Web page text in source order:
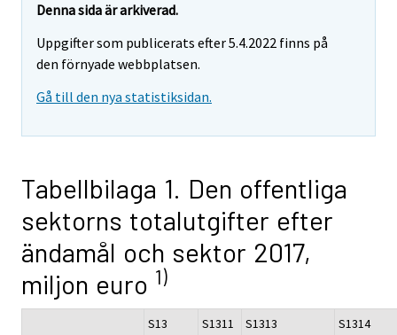
Denna sida är arkiverad.
Uppgifter som publicerats efter 5.4.2022 finns på
den förnyade webbplatsen.
Gå till den nya statistiksidan.
Tabellbilaga 1. Den offentliga
sektorns totalutgifter efter
ändamål och sektor 2017,
miljon euro 1)
S13
S1311
S1313
S1314